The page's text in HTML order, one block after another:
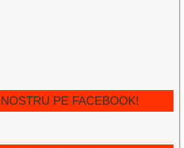
PE FACEBOOK!